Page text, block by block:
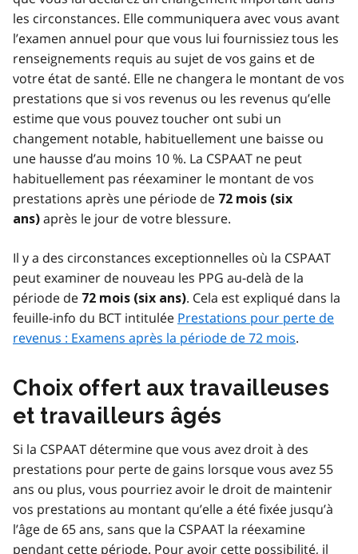
les circonstances. Elle communiquera avec vous avant
l’examen annuel pour que vous lui fournissiez tous les
renseignements requis au sujet de vos gains et de
votre état de santé. Elle ne changera le montant de vos
prestations que si vos revenus ou les revenus qu’elle
estime que vous pouvez toucher ont subi un
changement notable, habituellement une baisse ou
une hausse d’au moins 10 %. La CSPAAT ne peut
habituellement pas réexaminer le montant de vos
prestations après une période de 72 mois (six
ans) après le jour de votre blessure.
Il y a des circonstances exceptionnelles où la CSPAAT
peut examiner de nouveau les PPG au-delà de la
période de 72 mois (six ans). Cela est expliqué dans la
feuille-info du BCT intitulée Prestations pour perte de
revenus : Examens après la période de 72 mois.
Choix offert aux travailleuses
et travailleurs âgés
Si la CSPAAT détermine que vous avez droit à des
prestations pour perte de gains lorsque vous avez 55
ans ou plus, vous pourriez avoir le droit de maintenir
vos prestations au montant qu’elle a été fixée jusqu’à
l’âge de 65 ans, sans que la CSPAAT la réexamine
pendant cette période. Pour avoir cette possibilité, il